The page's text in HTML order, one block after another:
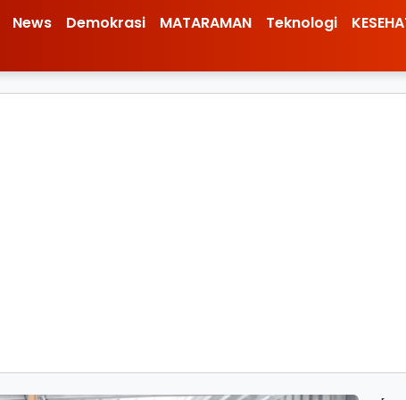
News Demokrasi MATARAMAN Teknologi